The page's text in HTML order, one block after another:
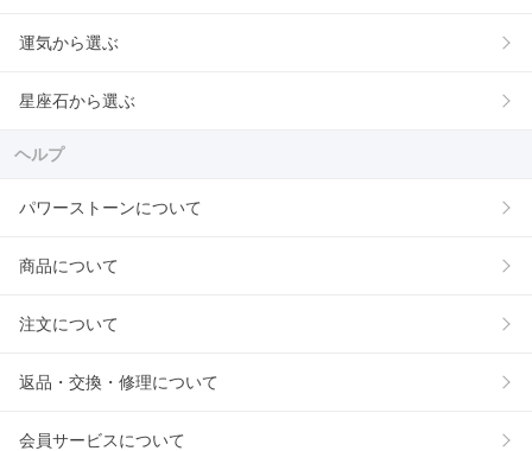
運気から選ぶ
星座石から選ぶ
ヘルプ
パワーストーンについて
商品について
注文について
返品・交換・修理について
会員サービスについて